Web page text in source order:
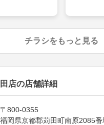
チラシをもっと見る
店の店舗詳細
〒800-0355
福岡県京都郡苅田町南原2085番